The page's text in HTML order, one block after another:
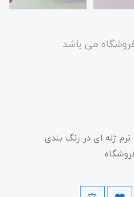
می باشد
ژله ای در رنگ بندی